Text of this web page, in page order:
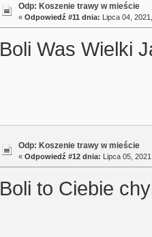
Odp: Koszenie trawy w mieście
« Odpowiedź #11 dnia: Lipca 04,
Boli Was Wielki
Odp: Koszenie trawy w mieście
« Odpowiedź #12 dnia: Lipca 05,
Boli to Ciebie